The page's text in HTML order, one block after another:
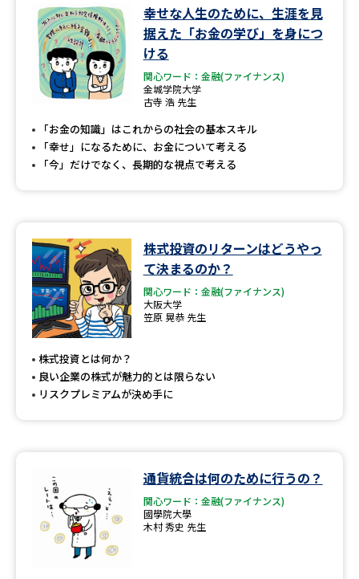
幸せな人生のために、生涯を見
据えた「お金の学び」を身につ
ける
関心ワード：金融(ファイナンス)
金城学院大学
古寺 浩 先生
「お金の知識」はこれからの社会の基本スキル
「幸せ」になるために、お金について考える
「今」だけでなく、長期的な視点で考える
株式投資のリターンはどうやっ
て決まるのか？
関心ワード：金融(ファイナンス)
大阪大学
笠原 晃恭 先生
株式投資とは何か？
良い企業の株式が魅力的とは限らない
リスクプレミアムが決め手に
通貨統合は何のために行うの？
関心ワード：金融(ファイナンス)
國學院大學
木村 秀史 先生